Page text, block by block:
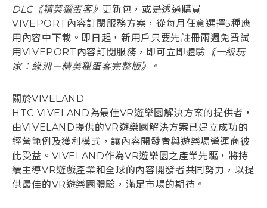
DLC《精英獵蛋客》 更新包，或是透過購買
VIVEPORT內容訂閱服務方案，從每月任意選擇5種應
用內容中下載。即日起，新用戶只要先註冊兩週免費試
用VIVEPORT內容訂閱服務，即可立即體驗 《一級玩
家：綠洲－精英獵蛋客完整版》
。
關於VIVELAND
HTC VIVELAND為最佳VR遊樂園解決方案的提供者，
由VIVELAND提供的VR遊樂園解決方案已建立成功的
經營範例及獲利模式，讓內容開發者與遊樂場營運商彼
此受益。VIVELAND作為VR遊樂園之產業先驅，將持
續主導VR遊戲產業和全球的內容開發者共同努力，以提
供最佳的VR遊樂園體驗，滿足市場的期待。